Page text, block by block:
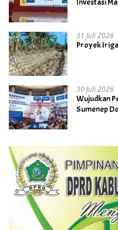
31 Juli 2026
Proyek
30 Juli 2026
Wujudkan
Sumenep